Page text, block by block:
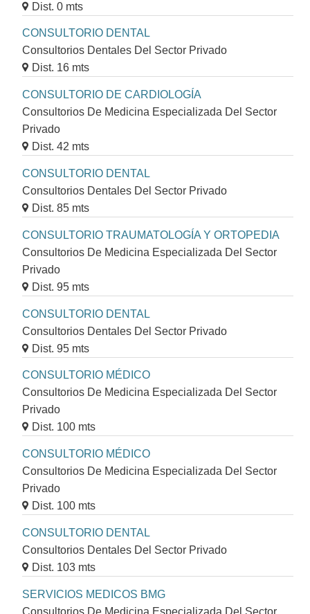
Dist. 0 mts
CONSULTORIO DENTAL
Consultorios Dentales Del Sector Privado
Dist. 16 mts
CONSULTORIO DE CARDIOLOGÍA
Consultorios De Medicina Especializada Del Sector
Privado
Dist. 42 mts
CONSULTORIO DENTAL
Consultorios Dentales Del Sector Privado
Dist. 85 mts
CONSULTORIO TRAUMATOLOGÍA Y ORTOPEDIA
Consultorios De Medicina Especializada Del Sector
Privado
Dist. 95 mts
CONSULTORIO DENTAL
Consultorios Dentales Del Sector Privado
Dist. 95 mts
CONSULTORIO MÉDICO
Consultorios De Medicina Especializada Del Sector
Privado
Dist. 100 mts
CONSULTORIO MÉDICO
Consultorios De Medicina Especializada Del Sector
Privado
Dist. 100 mts
CONSULTORIO DENTAL
Consultorios Dentales Del Sector Privado
Dist. 103 mts
SERVICIOS MEDICOS BMG
Consultorios De Medicina Especializada Del Sector